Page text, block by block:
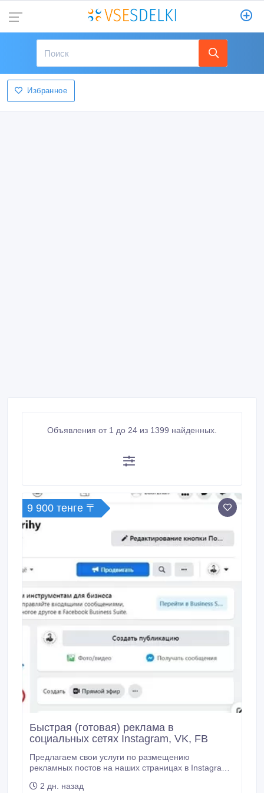
Избранное
Объявления от 1 до 24 из 1399 найденных.
9 900 тенге 〒
Быстрая (готовая) реклама в
социальных сетях Instagram, VK, FB
Предлагаем свои услуги по размещению
рекламных постов на наших страницах в Instagram,
Казахстана» (на казахском языке). Цена 10 000
2 дн. назад